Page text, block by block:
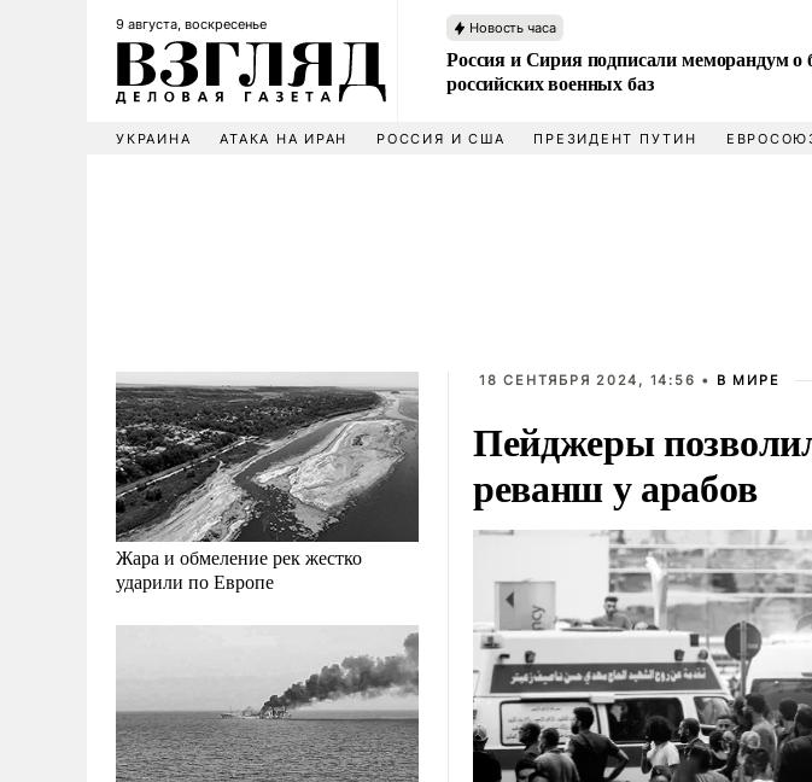
9 августа, воскресенье Новость часа
Россия и Сирия подписали меморандум о
российских военных баз
УКРАИНА АТАКА НА ИРАН РОССИЯ И США ПРЕЗИДЕНТ ПУТИН
Жара и обмеление рек жестко
ударили по Европе
18 СЕНТЯБРЯ 2024, 14:56 • В МИРЕ
Пейджеры
реванш у арабов